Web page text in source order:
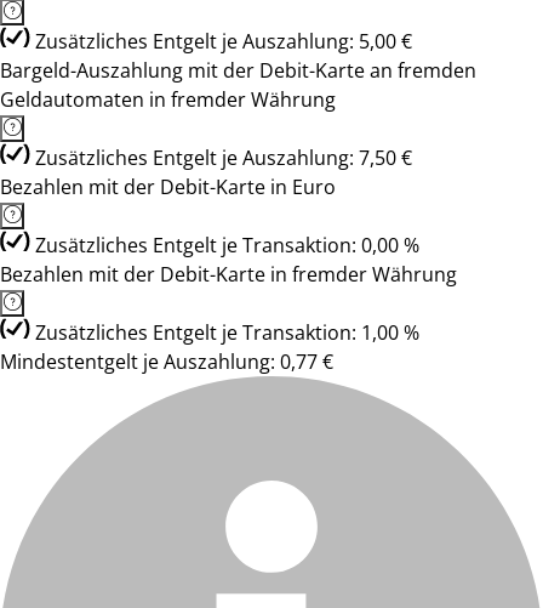
Zusätzliches Entgelt je Auszahlung: 5,00 €
Bargeld-Auszahlung mit der Debit-Karte an fremden
Geldautomaten in fremder Währung
Zusätzliches Entgelt je Auszahlung: 7,50 €
Bezahlen mit der Debit-Karte in Euro
Zusätzliches Entgelt je Transaktion: 0,00 %
Bezahlen mit der Debit-Karte in fremder Währung
Zusätzliches Entgelt je Transaktion: 1,00 %
Mindestentgelt je Auszahlung: 0,77 €